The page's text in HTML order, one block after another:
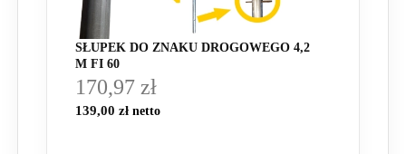
SŁUPEK DO ZNAKU DROGOWEGO 4,2
M FI 60
170,97 zł
139,00 zł